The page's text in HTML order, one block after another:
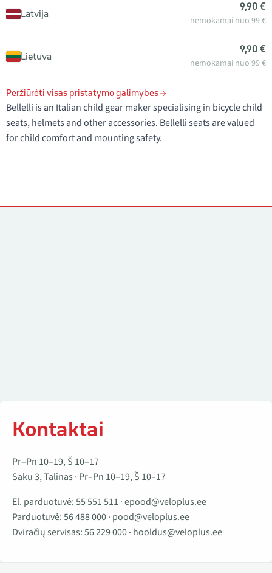
Latvija
9,90 €
nemokamai nuo 99 €
Lietuva
9,90 €
nemokamai nuo 99 €
Peržiūrėti visas pristatymo galimybes
Bellelli is an Italian child gear maker specialising in bicycle child
seats, helmets and other accessories. Bellelli seats are valued
for child comfort and mounting safety.
Kontaktai
Pr–Pn 10–19, Š 10–17
Saku 3, Talinas · Pr–Pn 10–19, Š 10–17
El. parduotuvė:55 551 511 ·epood@veloplus.ee
Parduotuvė:56 488 000· pood@veloplus.ee
Dviračių servisas:56 229 000· hooldus@veloplus.ee